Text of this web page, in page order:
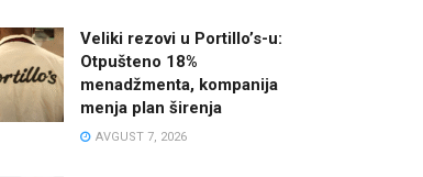
Veliki rezovi u Portillo’s-u:
Otpušteno 18%
menadžmenta, kompanija
menja plan širenja
AVGUST 7, 2026